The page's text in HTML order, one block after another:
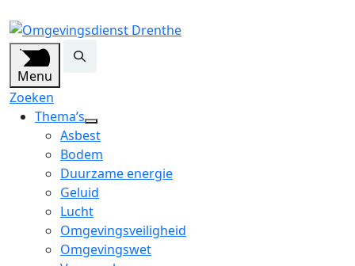
Menu
Zoeken
Thema’s
open
dropdown
menu
Asbest
Bodem
Duurzame energie
Geluid
Lucht
Omgevingsveiligheid
Omgevingswet